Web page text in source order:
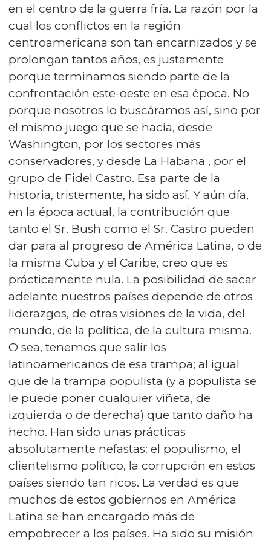
en el centro de la guerra fría. La razón por la
cual los conflictos en la región
centroamericana son tan encarnizados y se
prolongan tantos años, es justamente
porque terminamos siendo parte de la
confrontación este-oeste en esa época. No
porque nosotros lo buscáramos así, sino por
el mismo juego que se hacía, desde
Washington, por los sectores más
conservadores, y desde La Habana , por el
grupo de Fidel Castro. Esa parte de la
historia, tristemente, ha sido así. Y aún día,
en la época actual, la contribución que
tanto el Sr. Bush como el Sr. Castro pueden
dar para al progreso de América Latina, o de
la misma Cuba y el Caribe, creo que es
prácticamente nula. La posibilidad de sacar
adelante nuestros países depende de otros
liderazgos, de otras visiones de la vida, del
mundo, de la política, de la cultura misma.
O sea, tenemos que salir los
latinoamericanos de esa trampa; al igual
que de la trampa populista (y a populista se
le puede poner cualquier viñeta, de
izquierda o de derecha) que tanto daño ha
hecho. Han sido unas prácticas
absolutamente nefastas: el populismo, el
clientelismo político, la corrupción en estos
países siendo tan ricos. La verdad es que
muchos de estos gobiernos en América
Latina se han encargado más de
empobrecer a los países. Ha sido su misión